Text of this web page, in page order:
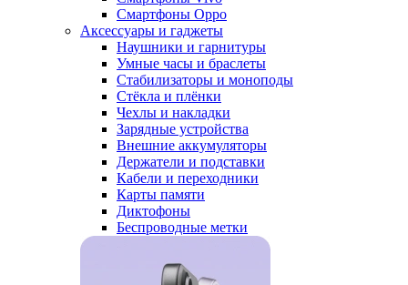
Смартфоны Oppo
Аксессуары и гаджеты
Наушники и гарнитуры
Умные часы и браслеты
Стабилизаторы и моноподы
Стёкла и плёнки
Чехлы и накладки
Зарядные устройства
Внешние аккумуляторы
Держатели и подставки
Кабели и переходники
Карты памяти
Диктофоны
Беспроводные метки